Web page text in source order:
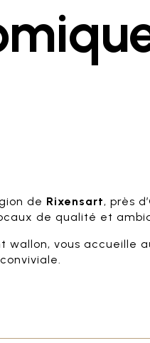
de Rixensart, près d’
de qualité et
vous accueille